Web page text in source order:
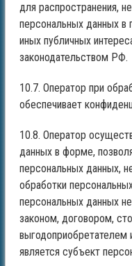
для распространения,
персональных данных в
иных публичных
законодательством РФ.
10.7. Оператор при
обеспечивает
10.8. Оператор
данных в форме,
персональных данных,
обработки
персональных данных
законом, договором,
выгодоприобретателем
является субъект